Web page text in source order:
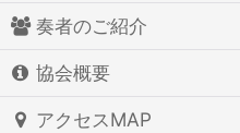
奏者のご紹介
協会概要
アクセスMAP